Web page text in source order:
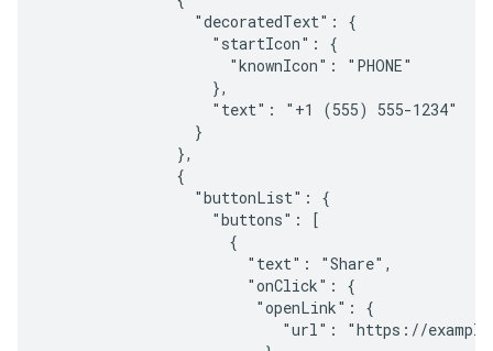
                 "decoratedText": {
                   "startIcon": {
                     "knownIcon": "PHONE"
                   },
                   "text": "+1 (555) 555-1234"
                 }
               },
               {
                 "buttonList": {
                   "buttons": [
                     {
                       "text": "Share",
                       "onClick": {
                        "openLink": {
"url": "https://